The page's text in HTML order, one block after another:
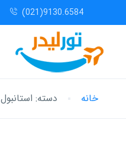
(021)9130.6584
خانه دسته: استانبول